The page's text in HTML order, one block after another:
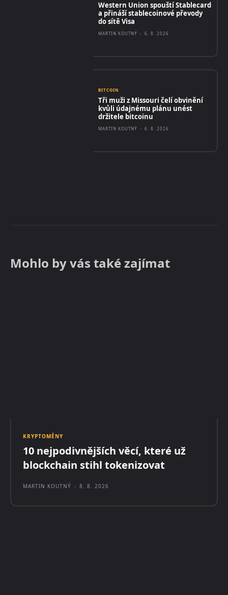
Western Union spouští Stablecard
a přináší stablecoinové převody
do sítě Visa
MARTIN KOUTNÝ - 6. 8. 2026
BITCOIN
Tři muži z Missouri čelí obvinění
kvůli údajnému plánu unést
držitele bitcoinu
MARTIN KOUTNÝ - 6. 8. 2026
Mohlo by vás také zajímat
KRYPTOMĚNY
10 nejpodivnějších věcí, které už
blockchain stihl tokenizovat
MARTIN KOUTNÝ - 8. 8. 2026